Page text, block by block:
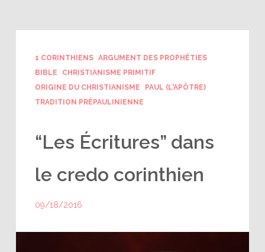
1 CORINTHIENS ARGUMENT DES PROPHÉTIES
BIBLE
CHRISTIANISME PRIMITIF
ORIGINE DU CHRISTIANISME
PAUL (L'APÔTRE)
TRADITION PRÉPAULINIENNE
“Les Écritures” dans
le credo corinthien
09/18/2016